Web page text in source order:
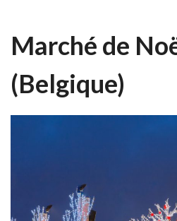
Marché de
(Belgique)